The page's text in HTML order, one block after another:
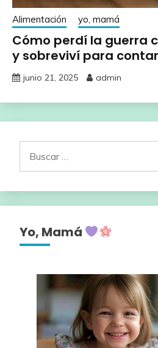
Alimentación yo, mamá
Cómo perdí la guerra
y sobreviví para
junio 21, 2025 admin
Yo, Mamá